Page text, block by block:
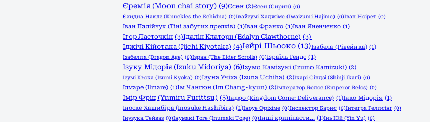
Єремія (Moon chai story) (9)Єсен (2)Єсен (Сирин) (0)
Єхидна Наклз (Knuckles the Echidna) (0)Івайзумі Хаджіме (Iwaizumi Hajime) (0)Іван Ноірет (0)
Іван Палійчук (Тіні забутих предків) (1)Іван Франко (1)Іван Яненченко (1)
Ігор Ласточкін (3)Ідалін Клаторн (Edalyn Clawthorne) (3)
Іджічі Кійотака (Ijichi Kiyotaka) (4)Іейрі Шьооко (13)Ізабела (Рівейнка) (1)
Ізабелла (Dragon Age) (0)Ізран (The Elder Scrolls) (0)Ізраїль Гендс (1)
Ізуку Мідорія (Izuku Midoriya) (6)Ізумо Камізукі (Izumo Kamizuki) (2)
Ізумі Кьока (Izumi Kyoka) (0)Ізуна Учіха (Izuna Uchiha) (2)Ікарі Сіндзі (Shinji Ikari) (0)
Ілмаре (Ilmare) (1)Ім Чангюн (Im Chang-kyun) (2)Імператор Белос (Emperor Belos) (0)
Імір Фріц (Yumiru Furittsu) (5)Індро (Kingdom Come: Deliverance) (1)Інко Мідорія (1)
Іноске Хашибіра (Inosuke Hashibira) (1)Іноуе Оріхіме (0)Інспектор Барнс (0)Інтегра Геллсінґ (0)
Інузука Тейваз (0)Інумакі Тоге (Inumaki Toge) (0)Інші крипіпасти... (1)Інь Юй (Yin Yu) (0)